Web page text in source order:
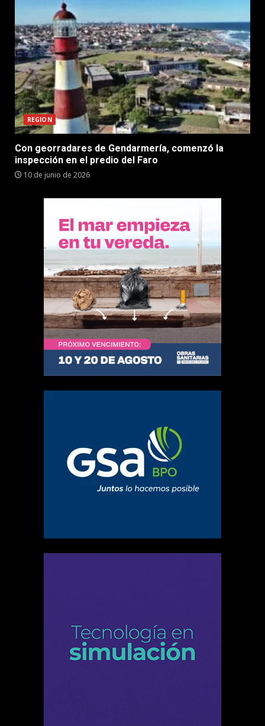
REGION
Con georradares de Gendarmería, comenzó la
inspección en el predio del Faro
10 de junio de 2026